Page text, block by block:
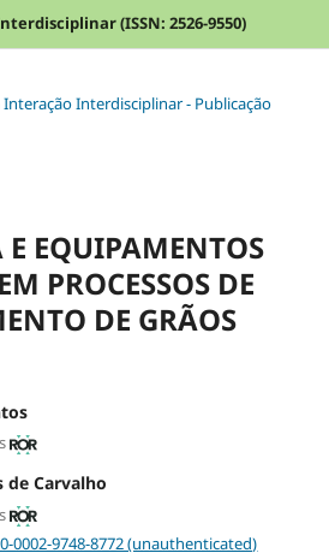
(ISSN: 2526-9550)
Interação Interdisciplinar - Publicação
EQUIPAMENTOS
PROCESSOS DE
DE GRÃOS
de Carvalho
0002-9748-8772 (unauthenticated)